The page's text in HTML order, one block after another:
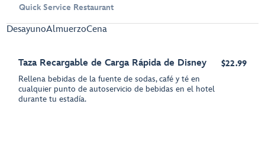
Quick Service Restaurant
DesayunoAlmuerzoCena
Taza Recargable de Carga Rápida de Disney
Rellena bebidas de la fuente de sodas, café y té en
cualquier punto de autoservicio de bebidas en el hotel
durante tu estadía.
$22.99